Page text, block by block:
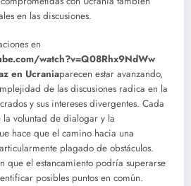
en las discusiones.
en
watch?v=Q08Rhx9NdWw
en Ucraniaparecen estar avanzando,
de las discusiones radica en la
y sus intereses divergentes. Cada
voluntad de dialogar y la
hace que el camino hacia una
plagado de obstáculos.
que el estancamiento podría superarse
posibles puntos en común.